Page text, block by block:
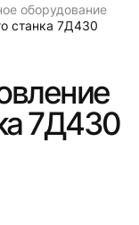
оборудование
станка 7Д430
7Д430